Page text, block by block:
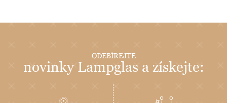
ODEBÍREJTE
novinky Lampglas a získejte: